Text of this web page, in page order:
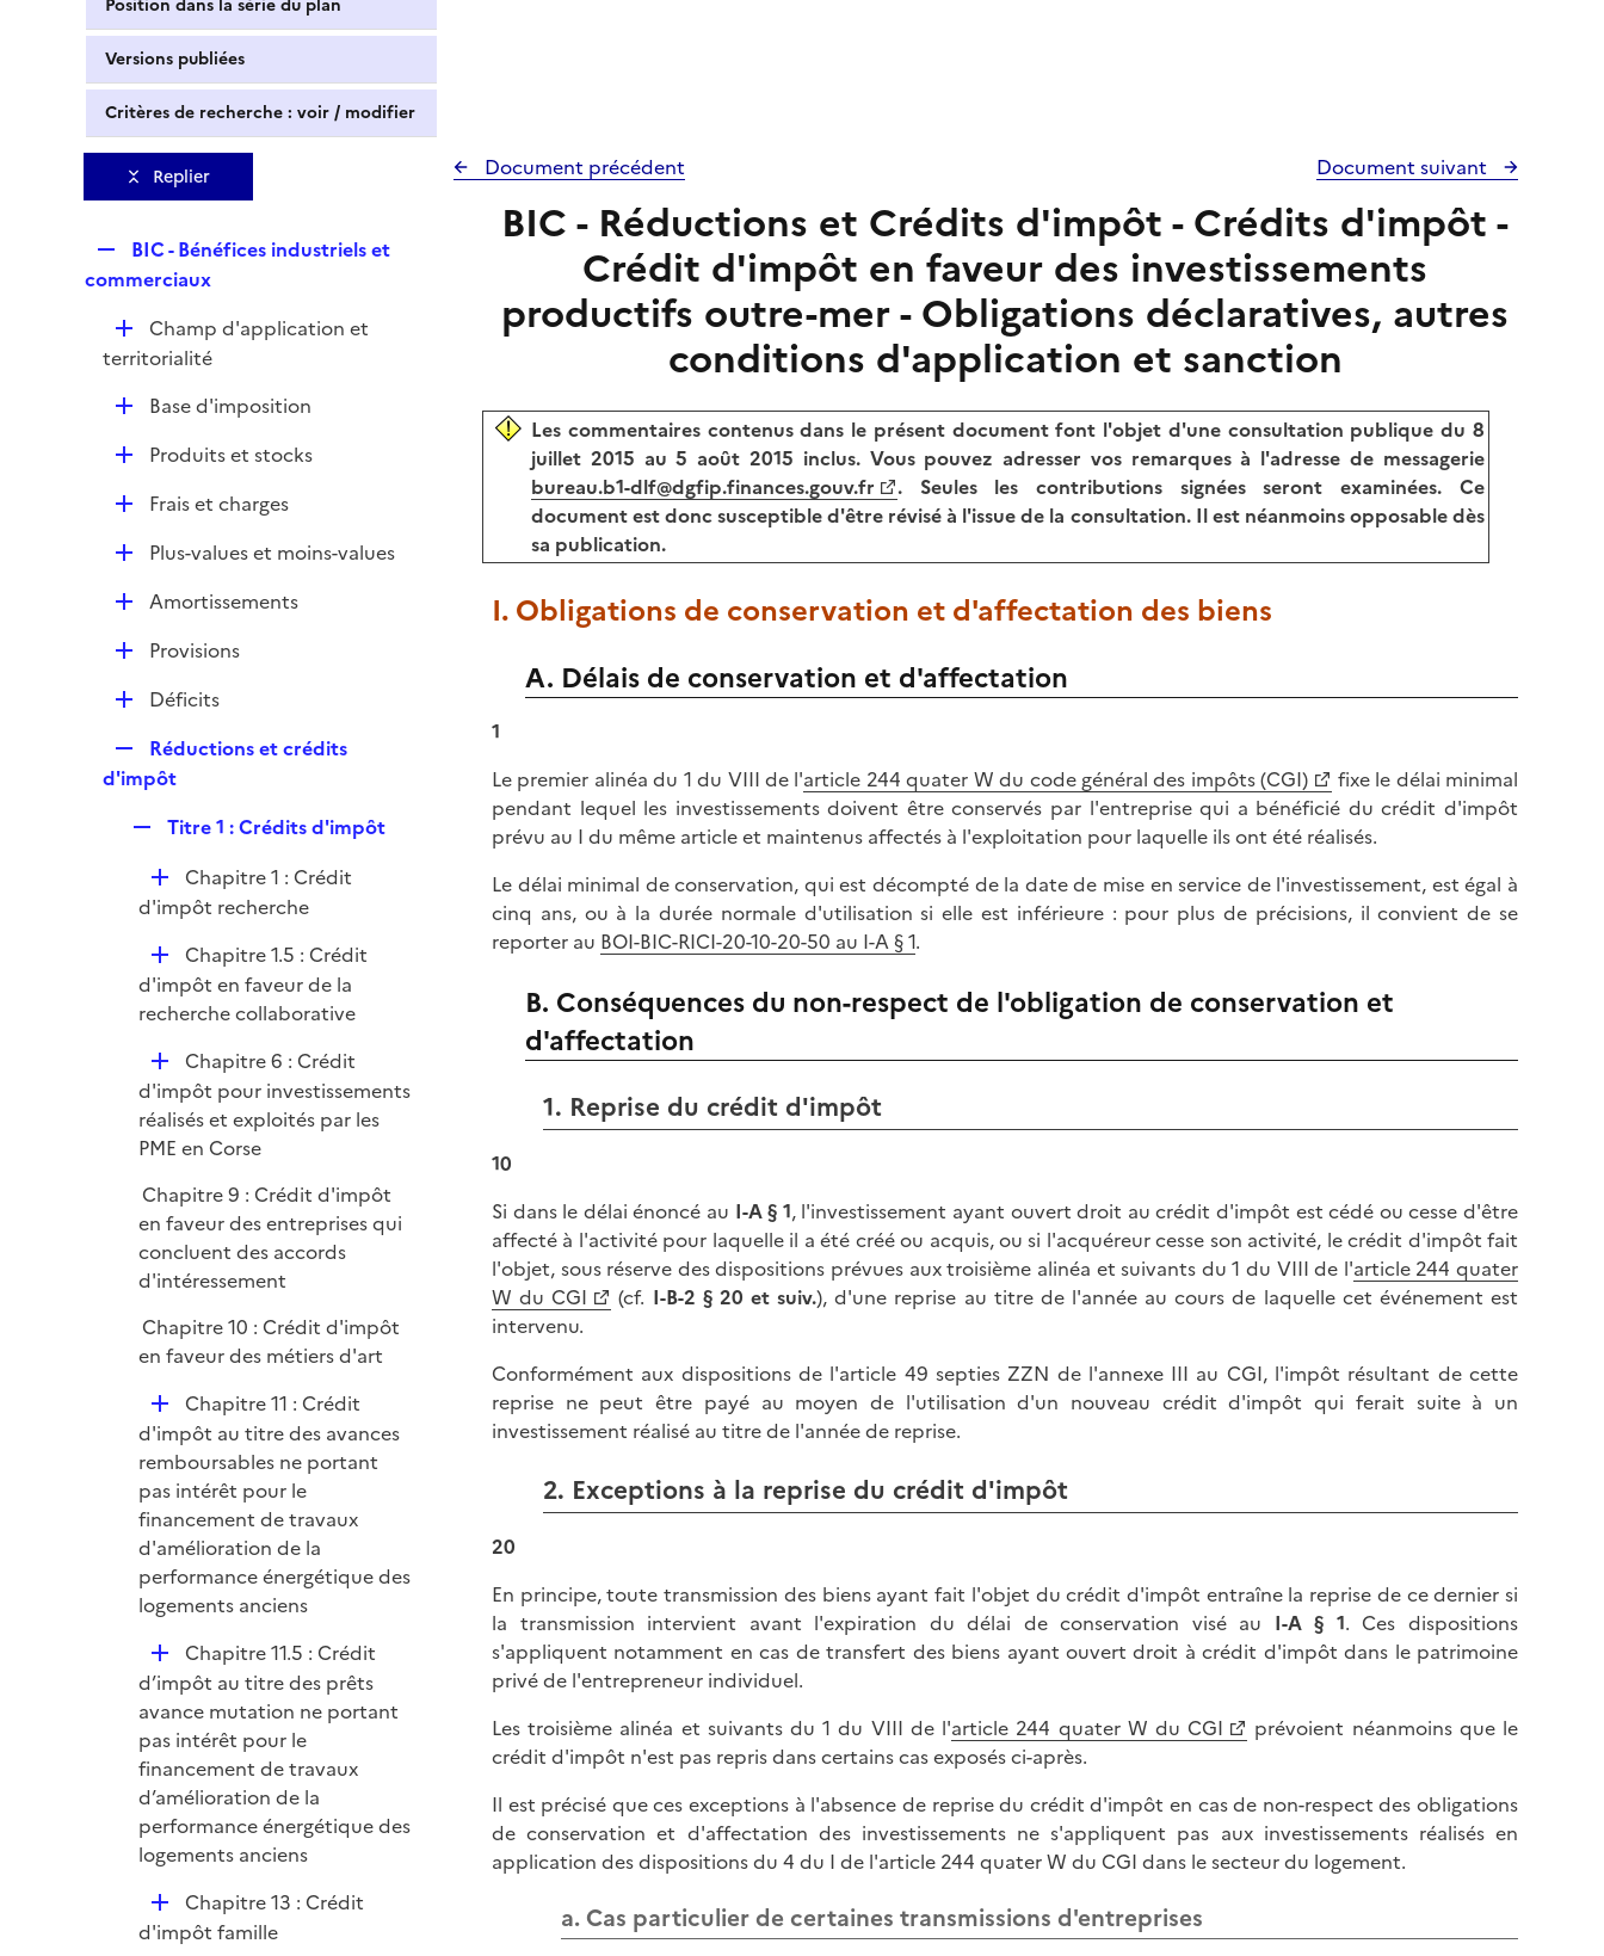
Position dans la série du plan
Versions publiées
Critères de recherche : voir / modifier
Replier
e
l
i
e
r
BIC - Bénéfices industriels et
commerciaux
D
é
Champ d'application et
territorialité
DBase d'imposition
DProduits et stocks
DFrais et charges
D
p
Plus-values et moins-values
D
r
Amortissements
D
e
r
Provisions
D
l
Déficits
e
l
r
Réductions et crédits
d'impôt
p
l
i
e
r
Titre 1 : Crédits d'impôt
D
é
i
e
Chapitre 1 : Crédit
d'impôt recherche
D
é
p
e
r
Chapitre 1.5 : Crédit
d'impôt en faveur de la
recherche collaborative
D
é
p
l
e
r
Chapitre 6 : Crédit
d'impôt pour investissements
réalisés et exploités par les
PME en Corse
Chapitre 9 : Crédit d'impôt
en faveur des entreprises qui
concluent des accords
d'intéressement
Chapitre 10 : Crédit d'impôt
en faveur des métiers d'art
D
é
p
l
i
e
r
Chapitre 11 : Crédit
d'impôt au titre des avances
remboursables ne portant
pas intérêt pour le
financement de travaux
d'amélioration de la
performance énergétique des
logements anciens
D
é
p
l
i
e
r
Chapitre 11.5 : Crédit
d’impôt au titre des prêts
avance mutation ne portant
pas intérêt pour le
financement de travaux
d’amélioration de la
performance énergétique des
logements anciens
D
é
Chapitre 13 : Crédit
d'impôt famille
Document précédent Document suivant
BIC - Réductions et Crédits d'impôt - Crédits d'impôt -
Crédit d'impôt en faveur des investissements
productifs outre-mer - Obligations déclaratives, autres
conditions d'application et sanction
Les commentaires contenus dans le présent document font l'objet d'une consultation publique du 8
juillet 2015 au 5 août 2015 inclus. Vous pouvez adresser vos remarques à l'adresse de messagerie
bureau.b1-dlf@dgfip.finances.gouv.fr
. Seules les contributions signées seront examinées. Ce
document est donc susceptible d'être révisé à l'issue de la consultation. Il est néanmoins opposable dès
sa publication.
I. Obligations de conservation et d'affectation des biens
A. Délais de conservation et d'affectation
1
Le premier alinéa du 1 du VIII de l'article 244 quater W du code général des impôts (CGI)
fixe le délai minimal
pendant lequel les investissements doivent être conservés par l'entreprise qui a bénéficié du crédit d'impôt
prévu au I du même article et maintenus affectés à l'exploitation pour laquelle ils ont été réalisés.
Le délai minimal de conservation, qui est décompté de la date de mise en service de l'investissement, est égal à
cinq ans, ou à la durée normale d'utilisation si elle est inférieure : pour plus de précisions, il convient de se
reporter au BOI-BIC-RICI-20-10-20-50 au I-A § 1.
B. Conséquences du non-respect de l'obligation de conservation et
d'affectation
1. Reprise du crédit d'impôt
10
Si dans le délai énoncé au I-A § 1, l'investissement ayant ouvert droit au crédit d'impôt est cédé ou cesse d'être
affecté à l'activité pour laquelle il a été créé ou acquis, ou si l'acquéreur cesse son activité, le crédit d'impôt fait
l'objet, sous réserve des dispositions prévues aux troisième alinéa et suivants du 1 du VIII de l'article 244 quater
W du CGI
(cf. I-B-2 § 20 et suiv.), d'une reprise au titre de l'année au cours de laquelle cet événement est
intervenu.
Conformément aux dispositions de l'article 49 septies ZZN de l'annexe III au CGI, l'impôt résultant de cette
reprise ne peut être payé au moyen de l'utilisation d'un nouveau crédit d'impôt qui ferait suite à un
investissement réalisé au titre de l'année de reprise.
2. Exceptions à la reprise du crédit d'impôt
20
En principe, toute transmission des biens ayant fait l'objet du crédit d'impôt entraîne la reprise de ce dernier si
la transmission intervient avant l'expiration du délai de conservation visé au I-A § 1. Ces dispositions
s'appliquent notamment en cas de transfert des biens ayant ouvert droit à crédit d'impôt dans le patrimoine
privé de l'entrepreneur individuel.
Les troisième alinéa et suivants du 1 du VIII de l'article 244 quater W du CGI
prévoient néanmoins que le
crédit d'impôt n'est pas repris dans certains cas exposés ci-après.
Il est précisé que ces exceptions à l'absence de reprise du crédit d'impôt en cas de non-respect des obligations
de conservation et d'affectation des investissements ne s'appliquent pas aux investissements réalisés en
application des dispositions du 4 du I de l'article 244 quater W du CGI dans le secteur du logement.
a. Cas particulier de certaines transmissions d'entreprises